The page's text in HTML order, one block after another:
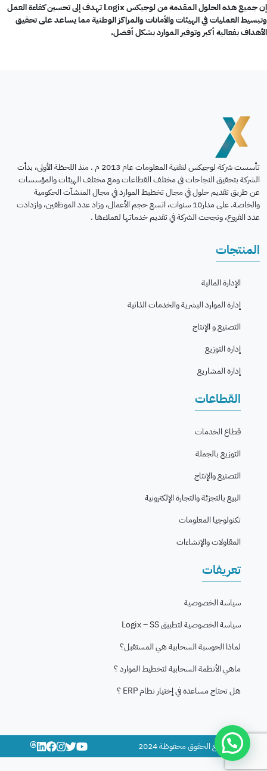
إن جميع هذه الحلول المقدمة من لوجيكس Logix تهدف إلى تحسين كفاءة العمل
وتبسيط العمليات في الهيئات والأمانات والمراكز الوطنية مما يساعد على تحقيق
الأهداف بفعالية أكبر وتوفير الموارد بشكل أفضل.
تأسست شركة لوجيكس لتقنية المعلومات عام 2013 م . منذ اللحظة الأولى، بدأت
الشركة بتحقيق النجاحات في مختلف القطاعات ومع مختلف الهيئات والمؤسسات
عن طريق تقديم حلول في مجال تخطيط الموارد في مجال المنشآت الحكومية
والخاصة. على مدار10 سنوات، اتسع حجم الأعمال، وزاد عدد الموظفين، وازدادت
عدد الفروع، ونجحت الشركة في تقديم خدماتها لعملاءها .
المنتجات
الإدارة المالية
إدارة الموارد البشرية والخدمات الذاتية
التصنيع و الإنتاج
إدارة التوزيع
إدارة المشاريع
القطاعات
قطاع الخدمات
التوزيع بالجملة
التصنيع والإنتاج
البيع بالتجزئة والتجارة الإلكترونية
تكنولوجيا المعلومات
المقاولات والإنشاءات
تعريفات
سياسة الخصوصية
سياسة الخصوصية لتطبيق Logix – SS
لماذا الحوسبة السحابية هي المستقبل؟
ماهي الأنظمة السحابية لتخطيط الموارد ؟
هل تحتاج مساعدة في إختيار نظام ERP ؟
© جميع الحقوق محفوظة 2024